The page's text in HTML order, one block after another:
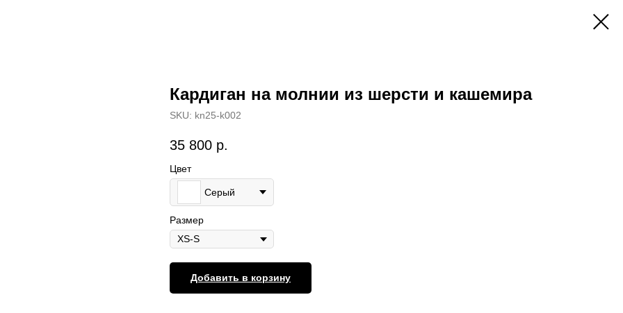
Кардиган на молнии из шерсти и кашемира
SKU: kn25-k002
35 800 р.
Цвет
Серый
Размер
Добавить в корзину